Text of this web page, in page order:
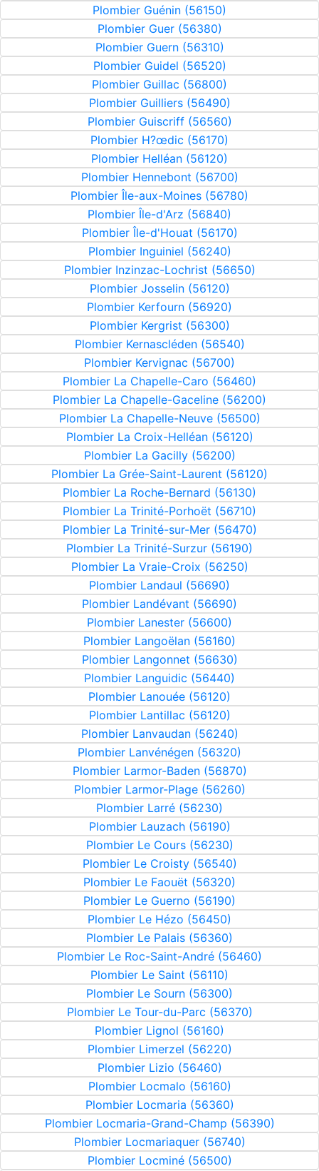
Plombier Guénin (56150)
Plombier Guer (56380)
Plombier Guern (56310)
Plombier Guidel (56520)
Plombier Guillac (56800)
Plombier Guilliers (56490)
Plombier Guiscriff (56560)
Plombier H?œdic (56170)
Plombier Helléan (56120)
Plombier Hennebont (56700)
Plombier Île-aux-Moines (56780)
Plombier Île-d'Arz (56840)
Plombier Île-d'Houat (56170)
Plombier Inguiniel (56240)
Plombier Inzinzac-Lochrist (56650)
Plombier Josselin (56120)
Plombier Kerfourn (56920)
Plombier Kergrist (56300)
Plombier Kernascléden (56540)
Plombier Kervignac (56700)
Plombier La Chapelle-Caro (56460)
Plombier La Chapelle-Gaceline (56200)
Plombier La Chapelle-Neuve (56500)
Plombier La Croix-Helléan (56120)
Plombier La Gacilly (56200)
Plombier La Grée-Saint-Laurent (56120)
Plombier La Roche-Bernard (56130)
Plombier La Trinité-Porhoët (56710)
Plombier La Trinité-sur-Mer (56470)
Plombier La Trinité-Surzur (56190)
Plombier La Vraie-Croix (56250)
Plombier Landaul (56690)
Plombier Landévant (56690)
Plombier Lanester (56600)
Plombier Langoëlan (56160)
Plombier Langonnet (56630)
Plombier Languidic (56440)
Plombier Lanouée (56120)
Plombier Lantillac (56120)
Plombier Lanvaudan (56240)
Plombier Lanvénégen (56320)
Plombier Larmor-Baden (56870)
Plombier Larmor-Plage (56260)
Plombier Larré (56230)
Plombier Lauzach (56190)
Plombier Le Cours (56230)
Plombier Le Croisty (56540)
Plombier Le Faouët (56320)
Plombier Le Guerno (56190)
Plombier Le Hézo (56450)
Plombier Le Palais (56360)
Plombier Le Roc-Saint-André (56460)
Plombier Le Saint (56110)
Plombier Le Sourn (56300)
Plombier Le Tour-du-Parc (56370)
Plombier Lignol (56160)
Plombier Limerzel (56220)
Plombier Lizio (56460)
Plombier Locmalo (56160)
Plombier Locmaria (56360)
Plombier Locmaria-Grand-Champ (56390)
Plombier Locmariaquer (56740)
Plombier Locminé (56500)